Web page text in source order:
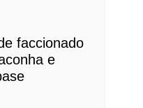
faccionado
e